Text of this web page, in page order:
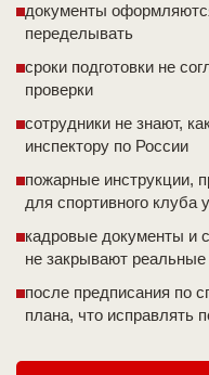
документы
переделывать
сроки подготовки не
проверки
сотрудники не знают,
инспектору по России
пожарные инструкции,
для спортивного клуба
кадровые документы и
не закрывают
после предписания по
плана, что исправлять